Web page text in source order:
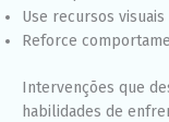
Use recursos
Reforce
Intervenções que
habilidades de